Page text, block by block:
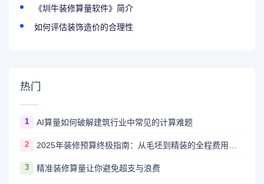
《圳牛装修算量软件》简介
如何评估装饰造价的合理性
热门
1 AI算量如何破解建筑行业中常见的计算难题
2 2025年装修预算终极指南：从毛坯到精装的全程费用解析
3 精准装修算量让你避免超支与浪费